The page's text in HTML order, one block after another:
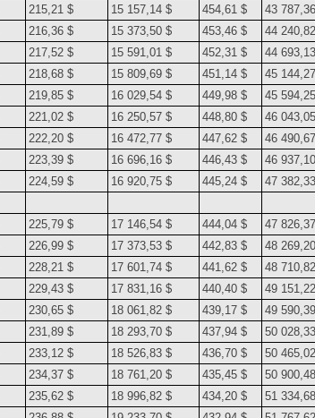
215,21 $ 15 157,14 $ 454,61 $
43
216,36 $ 15 373,50 $ 453,46 $
44
217,52 $ 15 591,01 $ 452,31 $
44
218,68 $ 15 809,69 $ 451,14 $
45
219,85 $ 16 029,54 $ 449,98 $
45
221,02 $ 16 250,57 $ 448,80 $
46
222,20 $ 16 472,77 $ 447,62 $
46
223,39 $ 16 696,16 $ 446,43 $
46
224,59 $ 16 920,75 $ 445,24 $
47
225,79 $ 17 146,54 $ 444,04 $
47
226,99 $ 17 373,53 $ 442,83 $
48
228,21 $ 17 601,74 $ 441,62 $
48
229,43 $ 17 831,16 $ 440,40 $
49
230,65 $ 18 061,82 $ 439,17 $
49
231,89 $ 18 293,70 $ 437,94 $
50
233,12 $ 18 526,83 $ 436,70 $
50
234,37 $ 18 761,20 $ 435,45 $
50
235,62 $ 18 996,82 $ 434,20 $
51